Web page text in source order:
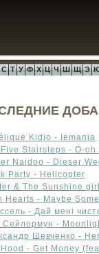
С Т У Ф Х Ц Ч Ш Щ Э
Kidjo - Iemanja
Stairsteps - O-
Naidoo - Dieser
Party - Helicopter
& The Sunshine
Hearts - Maybe
- Дай мені
Сейлормун -
Шевченко -
- Get Money